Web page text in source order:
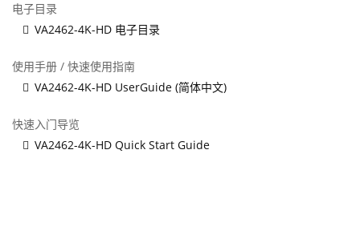
电子目录
VA2462-4K-HD 电子目录
使用手册 / 快速使用指南
VA2462-4K-HD UserGuide (简体中文)
快速入门导览
VA2462-4K-HD Quick Start Guide